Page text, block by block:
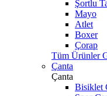
Şortlu
Mayo
Atlet
Boxer
Çorap
Tüm Ürünler
Çanta
Çanta
Bisiklet